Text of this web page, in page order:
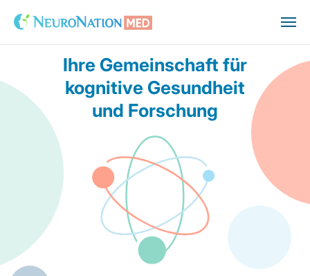
Ihre Gemeinschaft für
kognitive Gesundheit
und Forschung
NeuroNation Science Hub